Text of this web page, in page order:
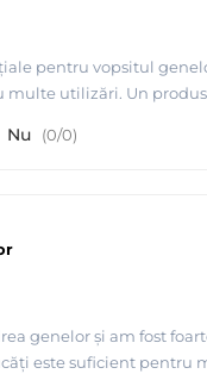
pentru vopsitul
utilizări. Un
Nu (0/0)
genelor și am fost
este suficient pentru